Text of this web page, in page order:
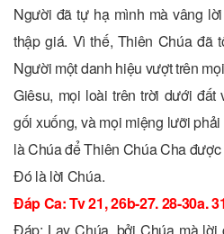
Người đã tự hạ mình mà vâng
thập giá. Vì thế, Thiên Chúa đã
Người một danh hiệu vượt trên
Giêsu, mọi loài trên trời dưới
gối xuống, và mọi miệng lưỡi
là Chúa để Thiên Chúa Cha
Ðó là lời Chúa.
Ðáp Ca: Tv 21, 26b-27. 28-30a.
Ðáp: Lạy Chúa, bởi Chúa mà lời